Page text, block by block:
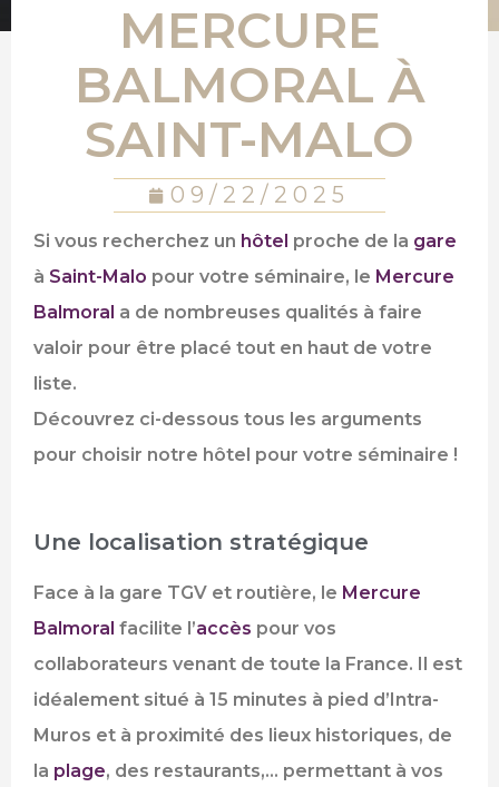
MERCURE
BALMORAL À
SAINT-MALO
09/22/2025
Si vous recherchez un hôtel proche de la gare
à Saint-Malo pour votre séminaire, le Mercure
Balmoral a de nombreuses qualités à faire
valoir pour être placé tout en haut de votre
liste.
Découvrez ci-dessous tous les arguments
pour choisir notre hôtel pour votre séminaire !
Une localisation stratégique
Face à la gare TGV et routière, le Mercure
Balmoral facilite l’accès pour vos
collaborateurs venant de toute la France. Il est
idéalement situé à 15 minutes à pied d’Intra-
Muros et à proximité des lieux historiques, de
la plage, des restaurants,… permettant à vos